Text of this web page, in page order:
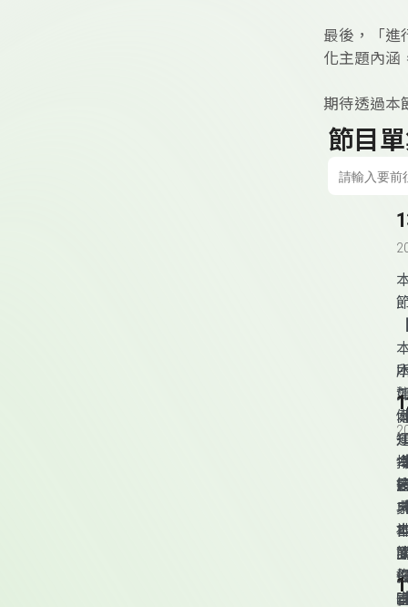
最後，「進
化主題內涵
期待透過本
節目